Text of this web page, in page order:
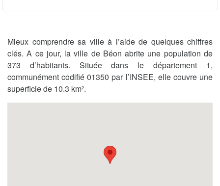
Mieux comprendre sa ville à l’aide de quelques chiffres
clés. A ce jour, la ville de Béon abrite une population de
373 d’habitants. Située dans le département 1,
communément codifié 01350 par l’INSEE, elle couvre une
superficie de 10.3 km².